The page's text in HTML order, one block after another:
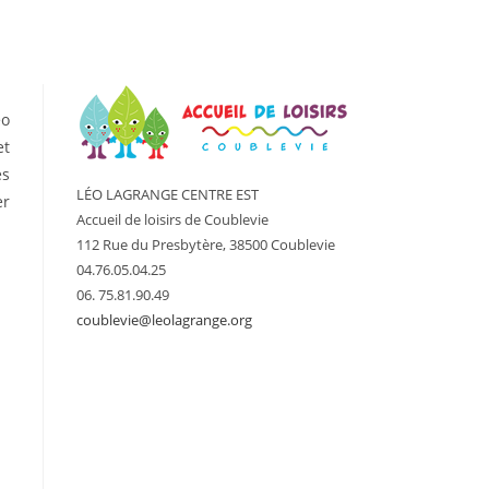
LÉO LAGRANGE CENTRE EST
Accueil de loisirs de Coublevie
112 Rue du Presbytère, 38500 Coublevie
04.76.05.04.25
06. 75.81.90.49
coublevie@leolagrange.org